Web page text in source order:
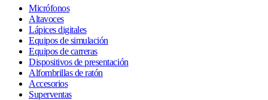
Micrófonos
Altavoces
Lápices digitales
Equipos de simulación
Equipos de carreras
Dispositivos de presentación
Alfombrillas de ratón
Accesorios
Superventas